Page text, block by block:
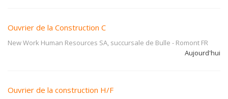
Ouvrier de la Construction C
New Work Human Resources SA, succursale de Bulle - Romont FR
Aujourd'hui
Ouvrier de la construction H/F